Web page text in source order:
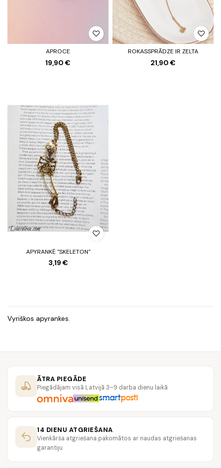
APROCE
19,90 €
ROKASSPRĀDZE IR ZELTA
21,90 €
APYRANKĖ "SKELETON"
3,19 €
Vyriškos apyrankes.
ĀTRA PIEGĀDE
Piegādājam visā Latvijā 3–9 darba dienu laikā
14 DIENU ATGRIEŠANA
Vienkārša atgriešana pakomātos ar naudas atgriešanas
garantiju